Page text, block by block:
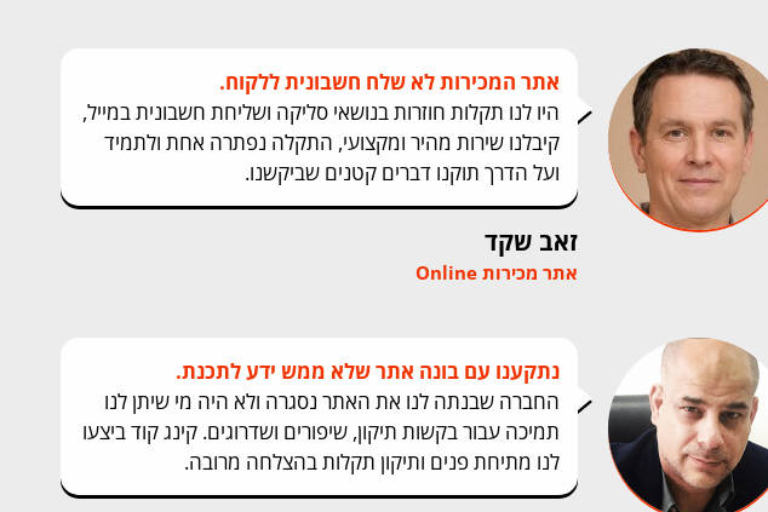
זאב שקד
אתר מכירות Online
אתר המכירות לא שלח חשבונית ללקוח.
היו לנו תקלות חוזרות בנושאי סליקה ושליחת חשבונית במייל,
קיבלנו שירות מהיר ומקצועי, התקלה נפתרה אחת ולתמיד
ועל הדרך תוקנו דברים קטנים שביקשנו.
נתקענו עם בונה אתר שלא ממש ידע לתכנת.
החברה שבנתה לנו את האתר נסגרה ולא היה מי שיתן לנו
תמיכה עבור בקשות תיקון, שיפורים ושדרוגים. קינג קוד ביצעו
לנו מתיחת פנים ותיקון תקלות בהצלחה מרובה.